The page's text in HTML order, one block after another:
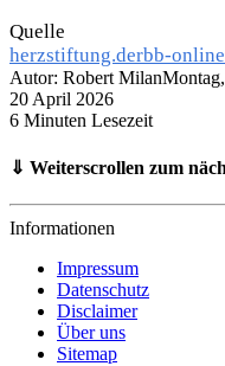
Quelle
herzstiftung.derbb-
Autor: Robert Milan
20 April 2026
6 Minuten Lesezeit
⇓ Weiterscrollen zum
Informationen
Impressum
Datenschutz
Disclaimer
Über uns
Sitemap